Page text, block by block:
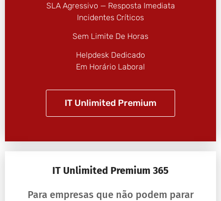
SLA Agressivo — Resposta Imediata
Incidentes Críticos
Sem Limite De Horas
Helpdesk Dedicado
Em Horário Laboral
IT Unlimited Premium
IT Unlimited Premium 365
Para empresas que não podem parar